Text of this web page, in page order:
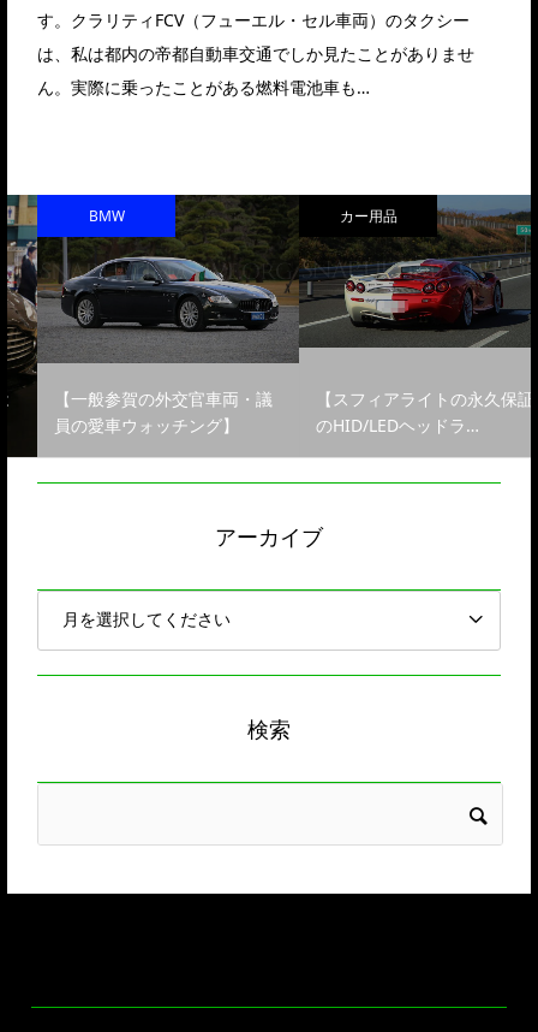
す。クラリティFCV（フューエル・セル車両）のタクシー
は、私は都内の帝都自動車交通でしか見たことがありませ
ん。実際に乗ったことがある燃料電池車も…
BMW
【一般参賀の外交官車両・議
員の愛車ウォッチング】
カー用品
【スフィアライトの永久保証
のHID/LEDヘッドラ…
アーカイブ
検索